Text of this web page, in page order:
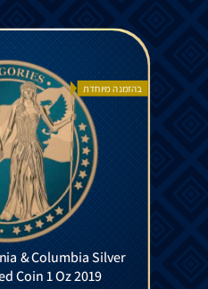
בהזמנה מיוחדת
& Columbia Silver
Coin 1 Oz 2019